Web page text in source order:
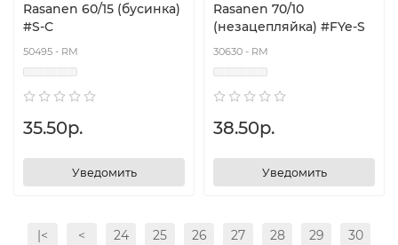
Rasanen 60/15 (бусинка)
#S-С
50495 - RM
35.50р.
Уведомить
Rasanen 70/10
(незацепляйка) #FYe-S
30630 - RM
38.50р.
Уведомить
|< < 24 25 26 27 28 29 30